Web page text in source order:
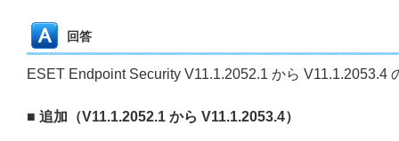
回答
ESET Endpoint Security V11.1.2052.1 から V11.1.2053.4
■ 追加（V11.1.2052.1 から V11.1.2053.4）